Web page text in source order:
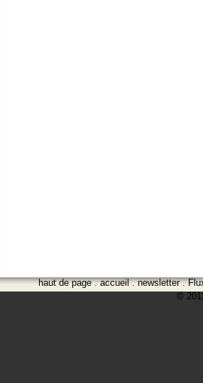
haut de page.accueil.newsletter.
©